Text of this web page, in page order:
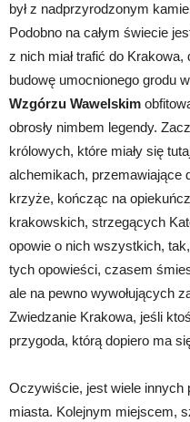
był z nadprzyrodzonym
Podobno na całym świecie
z nich miał trafić do
budowę umocnionego grodu
Wzgórzu Wawelskim
obrosły nimbem legendy.
królowych, które miały się
alchemikach, przemawiające
krzyże, kończąc na
krakowskich, strzegących
opowie o nich wszystkich,
tych opowieści, czasem
ale na pewno wywołujących
Zwiedzanie Krakowa, jeśli
przygoda, którą dopiero ma
Oczywiście, jest wiele innych
miasta. Kolejnym miejscem,